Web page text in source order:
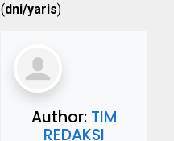
(dni/yaris)
Author: TIM
REDAKSI